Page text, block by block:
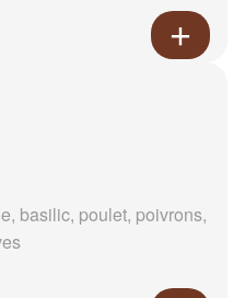
basilic, poulet, poivrons,